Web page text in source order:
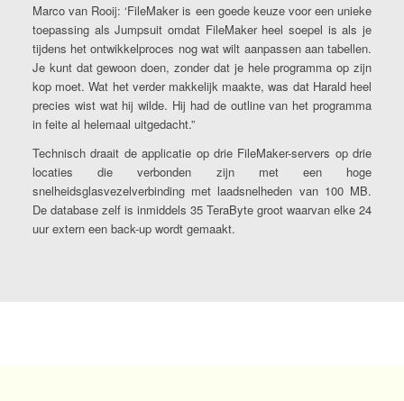
Marco van Rooij: ‘FileMaker is een goede keuze voor een unieke
toepassing als Jumpsuit omdat FileMaker heel soepel is als je
tijdens het ontwikkelproces nog wat wilt aanpassen aan tabellen.
Je kunt dat gewoon doen, zonder dat je hele programma op zijn
kop moet. Wat het verder makkelijk maakte, was dat Harald heel
precies wist wat hij wilde. Hij had de outline van het programma
in feite al helemaal uitgedacht.”
Technisch draait de applicatie op drie FileMaker-servers op drie
locaties die verbonden zijn met een hoge
snelheidsglasvezelverbinding met laadsnelheden van 100 MB.
De database zelf is inmiddels 35 TeraByte groot waarvan elke 24
uur extern een back-up wordt gemaakt.